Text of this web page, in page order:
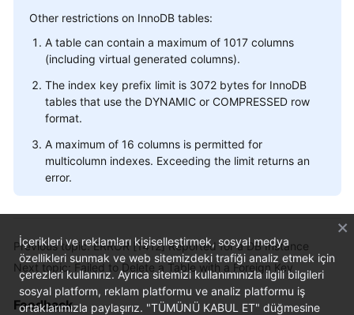
Glossary
More
General
Reference
Glossary
Shared
Service
Level
Agreement
Other restrictions on InnoDB tables:
A table can contain a maximum of 1017 columns
(including virtual generated columns).
The index key prefix limit is 3072 bytes for InnoDB
tables that use the DYNAMIC or COMPRESSED row
format.
A maximum of 16 columns is permitted for
multicolumn indexes. Exceeding the limit returns an
error.
Previous topic: ERROR [1412] Reported for a DB Instance
Next topic: Failed to Delete a Table with a Foreign Key
Feedback
İçerikleri ve reklamları kişiselleştirmek, sosyal medya
özellikleri sunmak ve web sitemizdeki trafiği analiz etmek için
çerezleri kullanırız. Ayrıca sitemizi kullanımınızla ilgili bilgileri
sosyal platform, reklam platformu ve analiz platformu iş
ortaklarımızla paylaşırız. "TÜMÜNÜ KABUL ET" düğmesine